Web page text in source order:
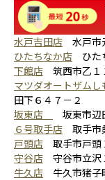
水戸吉田店 水戸市
ひたちなか店 ひた
下館店 筑西市乙１
マツダオートザムし
田下６４７－２
坂東店
坂東市辺
６号取手店 取手市
戸頭店 取手市戸頭
守谷店 守谷市立沢
牛久店 牛久市猪子